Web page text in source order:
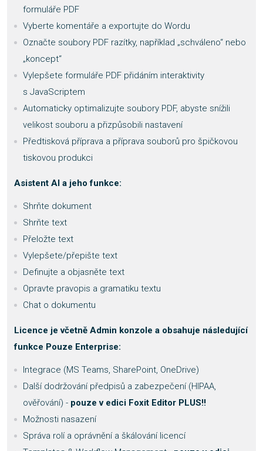
formuláře PDF
Vyberte komentáře a exportujte do Wordu
Označte soubory PDF razítky, například „schváleno“ nebo
„koncept“
Vylepšete formuláře PDF přidáním interaktivity
s JavaScriptem
Automaticky optimalizujte soubory PDF, abyste snížili
velikost souboru a přizpůsobili nastavení
Předtisková příprava a příprava souborů pro špičkovou
tiskovou produkci
Asistent AI a jeho funkce:
Shrňte dokument
Shrňte text
Přeložte text
Vylepšete/přepište text
Definujte a objasněte text
Opravte pravopis a gramatiku textu
Chat o dokumentu
Licence je včetně Admin konzole a obsahuje následující
funkce Pouze Enterprise:
Integrace (MS Teams, SharePoint, OneDrive)
Další dodržování předpisů a zabezpečení (HIPAA,
ověřování) - pouze v edici Foxit Editor PLUS!!
Možnosti nasazení
Správa rolí a oprávnění a škálování licencí